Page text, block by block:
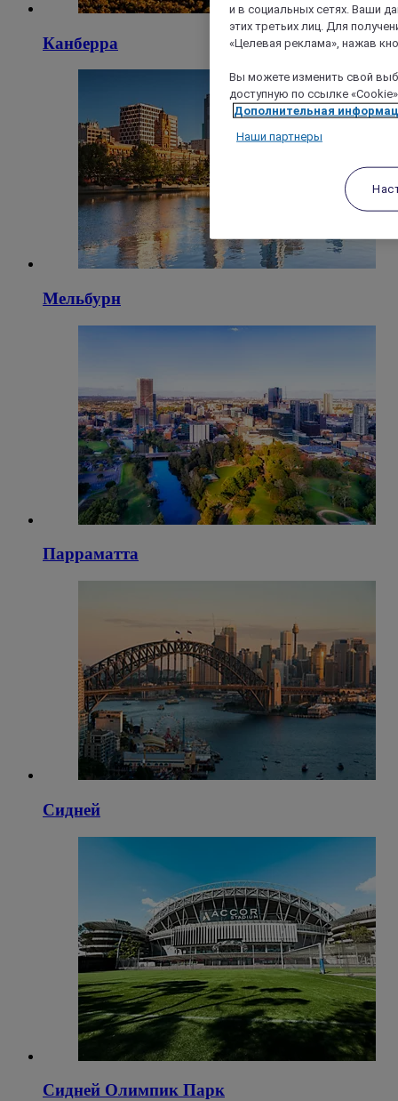
Канберра
Мельбурн
Парраматта
Сидней
Сидней Олимпик Парк
и в социальных сетях. Ваши
этих третьих лиц. Для
«Целевая реклама», нажав
Вы можете изменить свой
доступную по ссылке
Дополнительная
Наши партнеры